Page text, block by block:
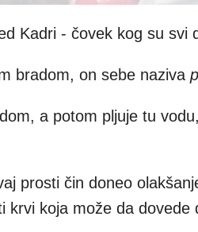
Kadri - čovek kog su svi
bradom, on sebe naziva
a potom pljuje tu
prosti čin doneo
krvi koja može da dovede